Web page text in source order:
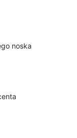
noska